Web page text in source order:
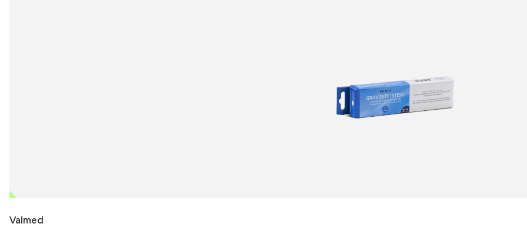
OUTLET
Valmed